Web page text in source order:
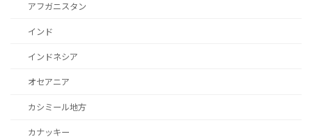
アフガニスタン
インド
インドネシア
オセアニア
カシミール地方
カナッキー